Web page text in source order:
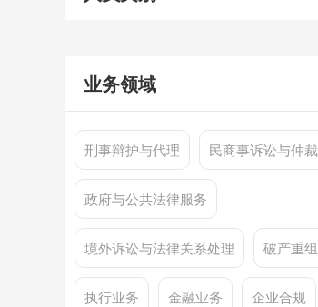
业务领域
刑事辩护与代理 民商事诉讼与仲裁
政府与公共法律服务
境外诉讼与法律关系处理 破产重组
执行业务 金融业务 企业合规